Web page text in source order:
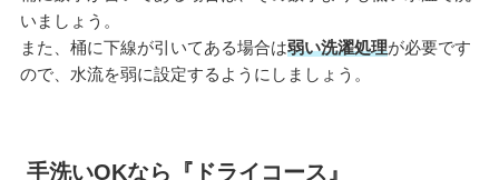
いましょう。
また、桶に下線が引いてある場合は弱い洗濯処理が必要です
ので、水流を弱に設定するようにしましょう。
手洗いOKなら『ドライコース』